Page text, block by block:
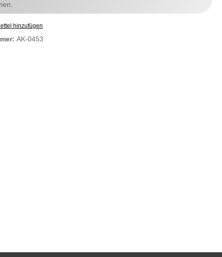
hinzufügen
AK-0453